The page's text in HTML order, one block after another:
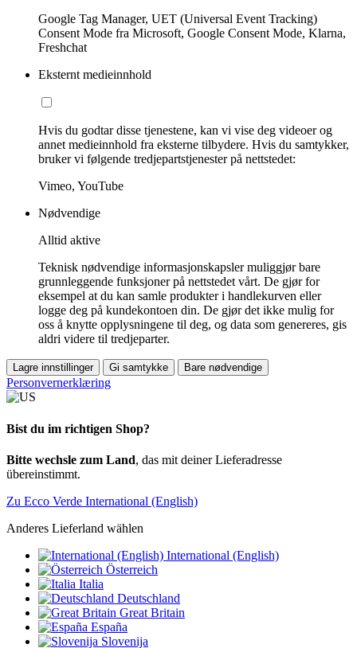
Google Tag Manager, UET (Universal Event Tracking)
Consent Mode fra Microsoft, Google Consent Mode, Klarna,
Freshchat
Eksternt medieinnhold
Hvis du godtar disse tjenestene, kan vi vise deg videoer og
annet medieinnhold fra eksterne tilbydere. Hvis du samtykker,
bruker vi følgende tredjepartstjenester på nettstedet:
Vimeo, YouTube
Nødvendige
Alltid aktive
Teknisk nødvendige informasjonskapsler muliggjør bare
grunnleggende funksjoner på nettstedet vårt. De gjør for
eksempel at du kan samle produkter i handlekurven eller
logge deg på kundekontoen din. De gjør det ikke mulig for
oss å knytte opplysningene til deg, og data som genereres, gis
aldri videre til tredjeparter.
Lagre innstillinger Gi samtykke Bare nødvendige
Personvernerklæring
Bist du im richtigen Shop?
Bitte wechsle zum Land, das mit deiner Lieferadresse
übereinstimmt.
Zu Ecco Verde International (English)
Anderes Lieferland wählen
International (English)
Österreich
Italia
Deutschland
Great Britain
España
Slovenija